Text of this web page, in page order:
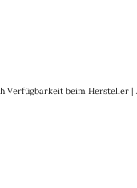
Verfügbarkeit beim Hersteller